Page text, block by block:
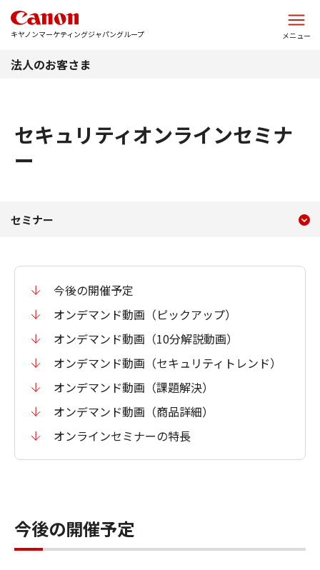
キヤノンマーケティングジャパングループ メニュー
法人のお客さま
セキュリティオンラインセミナ
ー
セキュリティオンラインセ
セミナー
今後の開催予定
オンデマンド動画（ピックアップ）
オンデマンド動画（10分解説動画）
オンデマンド動画（セキュリティトレンド）
オンデマンド動画（課題解決）
オンデマンド動画（商品詳細）
オンラインセミナーの特長
今後の開催予定